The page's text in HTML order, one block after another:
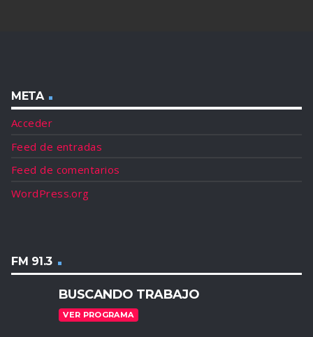
META
Acceder
Feed de entradas
Feed de comentarios
WordPress.org
FM 91.3
BUSCANDO TRABAJO
VER PROGRAMA